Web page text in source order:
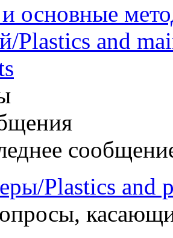
основные
Plastics and
Plastics and